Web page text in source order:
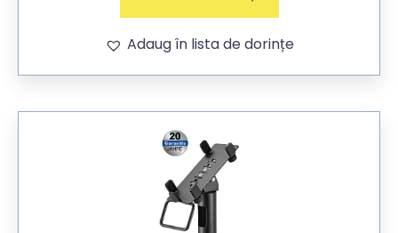
Adaug în lista de dorințe